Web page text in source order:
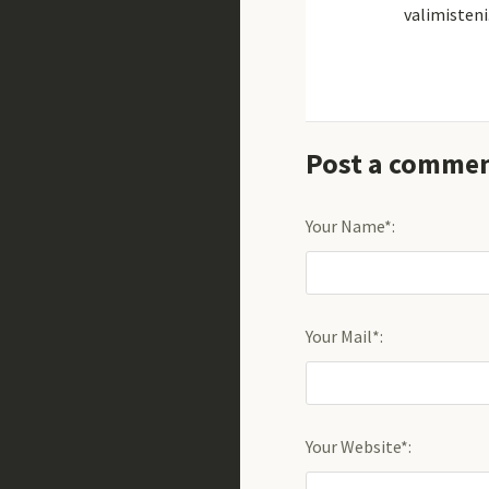
Post a
Your Name*:
Your Mail*:
Your Website*: